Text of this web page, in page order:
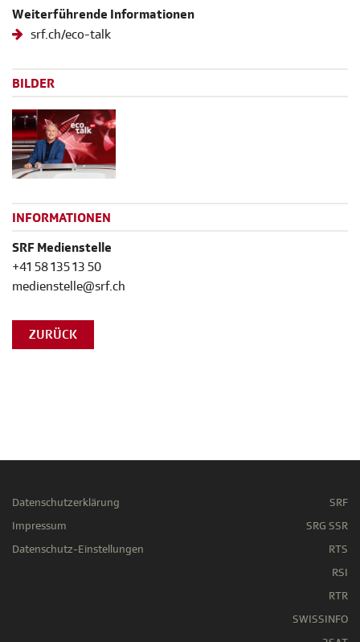
Weiterführende Informationen
srf.ch/eco-talk
BILDER
INFORMATIONEN
SRF Medienstelle
+41 58 135 13 50
medienstelle@srf.ch
ZURÜCK
Datenschutzerklärung
Impressum
Datenschutz-Einstellungen
SRF
SRG SSR
RTS
RSI
RTR
SWISSINFO